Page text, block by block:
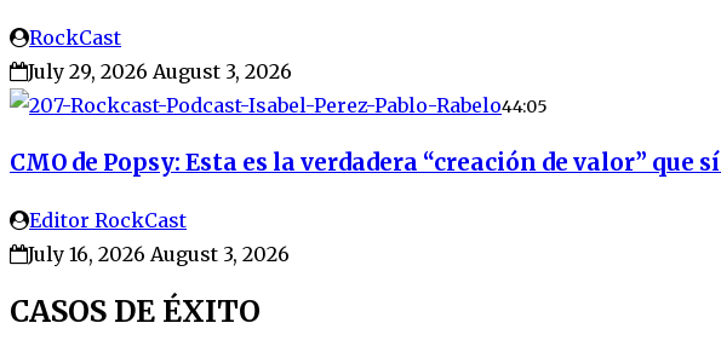
RockCast
July 29, 2026 August 3, 2026
44:05
CMO de Popsy: Esta es la verdadera “creación de valor” que
Editor RockCast
July 16, 2026 August 3, 2026
CASOS DE ÉXITO